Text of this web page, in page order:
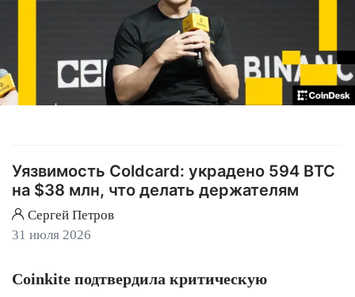
Уязвимость Coldcard: украдено 594 BTC
на $38 млн, что делать держателям
Сергей Петров
31 июля 2026
Coinkite подтвердила критическую